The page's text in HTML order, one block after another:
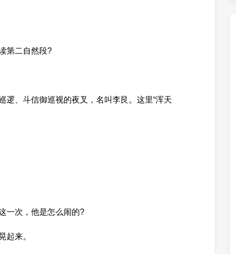
第二自然段?
逻、斗信御巡视的夜叉，名叫李艮。这里“浑天
一次，他是怎么闹的?
起来。